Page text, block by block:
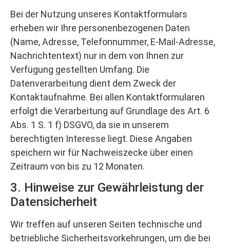
Bei der Nutzung unseres Kontaktformulars
erheben wir Ihre personenbezogenen Daten
(Name, Adresse, Telefonnummer, E-Mail-Adresse,
Nachrichtentext) nur in dem von Ihnen zur
Verfügung gestellten Umfang. Die
Datenverarbeitung dient dem Zweck der
Kontaktaufnahme. Bei allen Kontaktformularen
erfolgt die Verarbeitung auf Grundlage des Art. 6
Abs. 1 S. 1 f) DSGVO, da sie in unserem
berechtigten Interesse liegt. Diese Angaben
speichern wir für Nachweiszecke über einen
Zeitraum von bis zu 12 Monaten.
3. Hinweise zur Gewährleistung der
Datensicherheit
Wir treffen auf unseren Seiten technische und
betriebliche Sicherheitsvorkehrungen, um die bei